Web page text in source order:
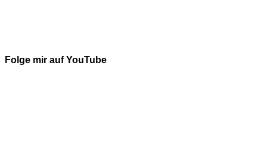
Folge mir auf YouTube